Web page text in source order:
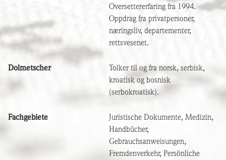
Oversettererfaring fra 1994.
Oppdrag fra privatpersoner,
næringsliv, departementer,
rettsvesenet.
Dolmetscher
Tolker til og fra norsk, serbisk,
kroatisk og bosnisk
(serbokroatisk).
Fachgebiete
Juristische Dokumente, Medizin,
Handbücher,
Gebrauchsanweisungen,
Fremdenverkehr, Persönliche